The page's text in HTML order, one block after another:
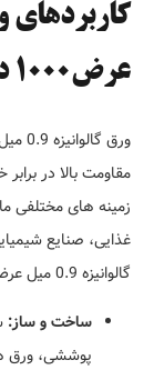
عرض1000 دشتستان
مقاومت بالا در
زمینه های مختلفی
غذایی، صنایع
گالوانیزه 0.9 میل عرض1000 دشتستان می توان به موارد زیر اشاره کرد:
ساخت و ساز:
پوششی، ورق